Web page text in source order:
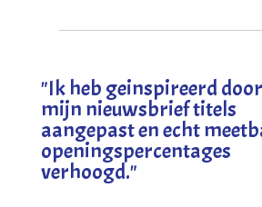
"Ik heb geinspireerd
mijn nieuwsbrief titels
aangepast en echt
openingspercentages
verhoogd."